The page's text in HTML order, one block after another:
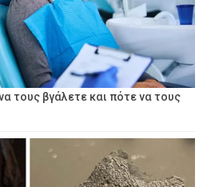
τους βγάλετε και πότε να τους